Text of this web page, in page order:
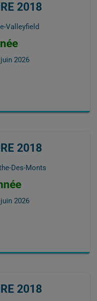
2018
Valleyfield
juin 2026
2018
Des-Monts
juin 2026
2018